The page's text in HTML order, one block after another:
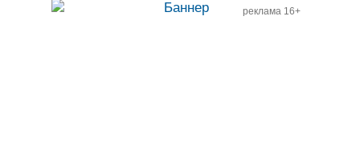
Крюинг
Услуги
реклама 16+